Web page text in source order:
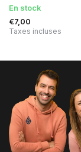
En stock
€7,00
Taxes incluses